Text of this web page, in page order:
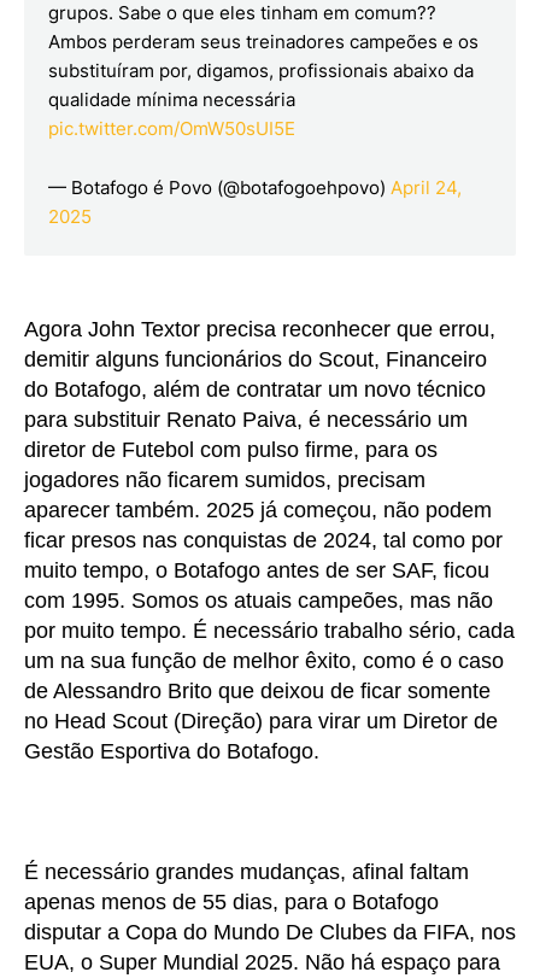
grupos. Sabe o que eles tinham em comum??
Ambos perderam seus treinadores campeões e os
substituíram por, digamos, profissionais abaixo da
qualidade mínima necessária
pic.twitter.com/OmW50sUI5E
— Botafogo é Povo (@botafogoehpovo) April 24,
2025
Agora John Textor precisa reconhecer que errou,
demitir alguns funcionários do Scout, Financeiro
do Botafogo, além de contratar um novo técnico
para substituir Renato Paiva, é necessário um
diretor de Futebol com pulso firme, para os
jogadores não ficarem sumidos, precisam
aparecer também. 2025 já começou, não podem
ficar presos nas conquistas de 2024, tal como por
muito tempo, o Botafogo antes de ser SAF, ficou
com 1995. Somos os atuais campeões, mas não
por muito tempo. É necessário trabalho sério, cada
um na sua função de melhor êxito, como é o caso
de Alessandro Brito que deixou de ficar somente
no Head Scout (Direção) para virar um Diretor de
Gestão Esportiva do Botafogo.
É necessário grandes mudanças, afinal faltam
apenas menos de 55 dias, para o Botafogo
disputar a Copa do Mundo De Clubes da FIFA, nos
EUA, o Super Mundial 2025. Não há espaço para